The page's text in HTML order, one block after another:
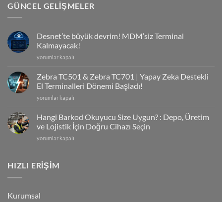
GÜNCEL GELIŞMELER
Desnet’te büyük devrim! MDM’siz Terminal
Kalmayacak!
Desnet’te
devrim!
Terminal
Kalmayacak!
yorumlar kapalı
Zebra TC501 & Zebra TC701 | Yapay Zeka Destekli
El Terminalleri Dönemi Başladı!
Zebra
&
TC701
|
Destekli
Başladı!
yorumlar kapalı
Hangi Barkod Okuyucu Size Uygun? : Depo, Üretim
ve Lojistik İçin Doğru Cihazı Seçin
Hangi
Size
Uygun?
Üretim
yorumlar kapalı
HIZLI ERİŞİM
Kurumsal